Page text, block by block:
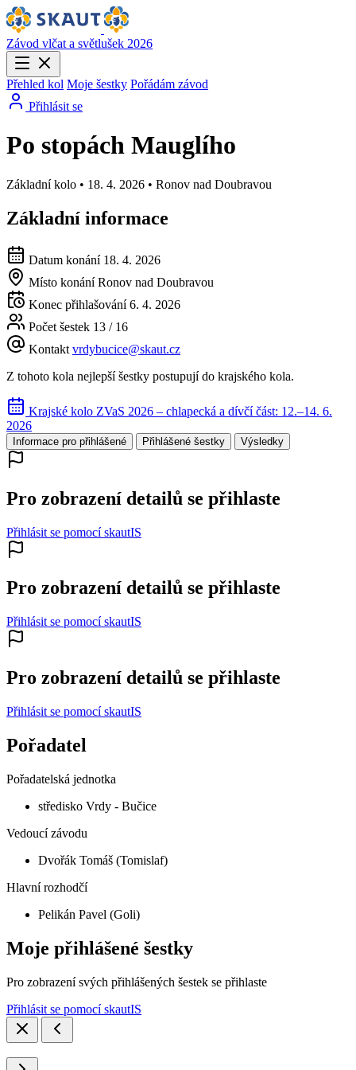
Závod vlčat a světlušek 2026
Přehled kol Moje šestky Pořádám závod
Přihlásit se
Po stopách Mauglího
Základní kolo • 18. 4. 2026 • Ronov nad Doubravou
Základní informace
Datum konání 18. 4. 2026
Místo konání Ronov nad Doubravou
Konec přihlašování 6. 4. 2026
Počet šestek 13 / 16
Kontakt vrdybucice@skaut.cz
Z tohoto kola nejlepší šestky postupují do krajského kola.
Krajské kolo ZVaS 2026 – chlapecká a dívčí část: 12.–14. 6.
2026
Informace pro přihlášené Přihlášené šestky Výsledky
Pro zobrazení detailů se přihlaste
Přihlásit se pomocí skautIS
Pro zobrazení detailů se přihlaste
Přihlásit se pomocí skautIS
Pro zobrazení detailů se přihlaste
Přihlásit se pomocí skautIS
Pořadatel
Pořadatelská jednotka
středisko Vrdy - Bučice
Vedoucí závodu
Dvořák Tomáš (Tomislaf)
Hlavní rozhodčí
Pelikán Pavel (Goli)
Moje přihlášené šestky
Pro zobrazení svých přihlášených šestek se přihlaste
Přihlásit se pomocí skautIS